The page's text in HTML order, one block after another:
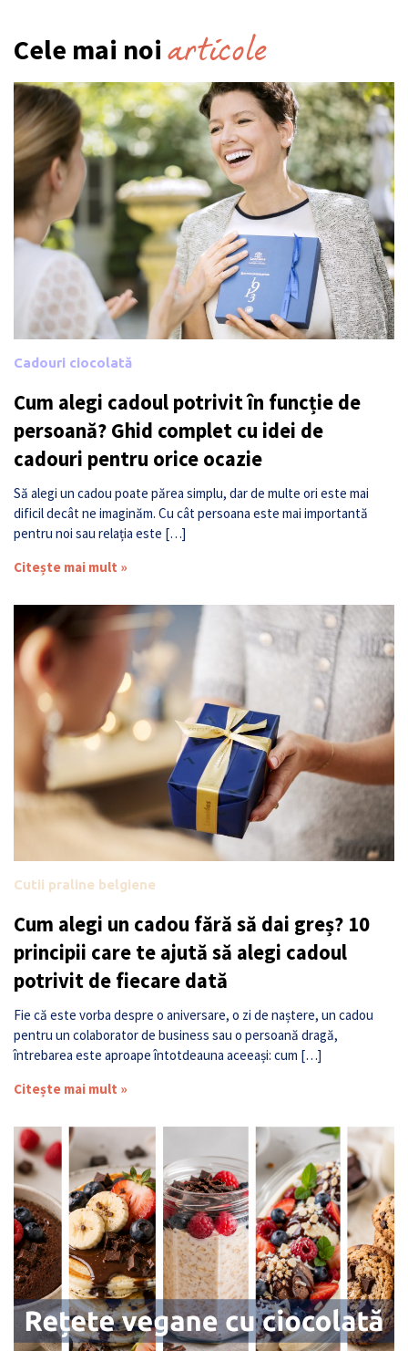
Cele mai noi articole
Cadouri ciocolată
Cum alegi cadoul potrivit în funcție de
persoană? Ghid complet cu idei de
cadouri pentru orice ocazie
Să alegi un cadou poate părea simplu, dar de multe ori este mai
dificil decât ne imaginăm. Cu cât persoana este mai importantă
pentru noi sau relația este […]
Citește mai mult »
Cutii praline belgiene
Cum alegi un cadou fără să dai greș? 10
principii care te ajută să alegi cadoul
potrivit de fiecare dată
Fie că este vorba despre o aniversare, o zi de naștere, un cadou
pentru un colaborator de business sau o persoană dragă,
întrebarea este aproape întotdeauna aceeași: cum […]
Citește mai mult »